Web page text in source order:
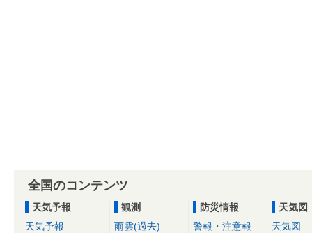
全国のコンテンツ
天気予報
天気予報
観測
雨雲(過去)
防災情報
警報・注意報
天気図
天気図